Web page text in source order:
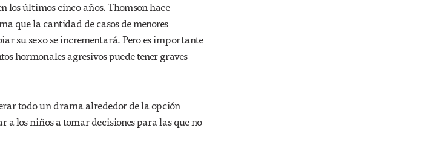
los últimos cinco años. Thomson hace
que la cantidad de casos de menores
su sexo se incrementará. Pero es importante
hormonales agresivos puede tener graves
todo un drama alrededor de la opción
a los niños a tomar decisiones para las que no